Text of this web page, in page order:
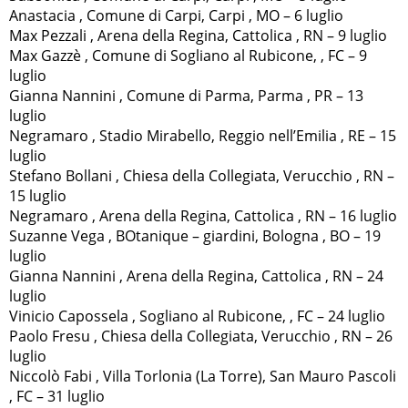
Anastacia , Comune di Carpi, Carpi , MO – 6 luglio
Max Pezzali , Arena della Regina, Cattolica , RN – 9 luglio
Max Gazzè , Comune di Sogliano al Rubicone, , FC – 9
luglio
Gianna Nannini , Comune di Parma, Parma , PR – 13
luglio
Negramaro , Stadio Mirabello, Reggio nell’Emilia , RE – 15
luglio
Stefano Bollani , Chiesa della Collegiata, Verucchio , RN –
15 luglio
Negramaro , Arena della Regina, Cattolica , RN – 16 luglio
Suzanne Vega , BOtanique – giardini, Bologna , BO – 19
luglio
Gianna Nannini , Arena della Regina, Cattolica , RN – 24
luglio
Vinicio Capossela , Sogliano al Rubicone, , FC – 24 luglio
Paolo Fresu , Chiesa della Collegiata, Verucchio , RN – 26
luglio
Niccolò Fabi , Villa Torlonia (La Torre), San Mauro Pascoli
, FC – 31 luglio